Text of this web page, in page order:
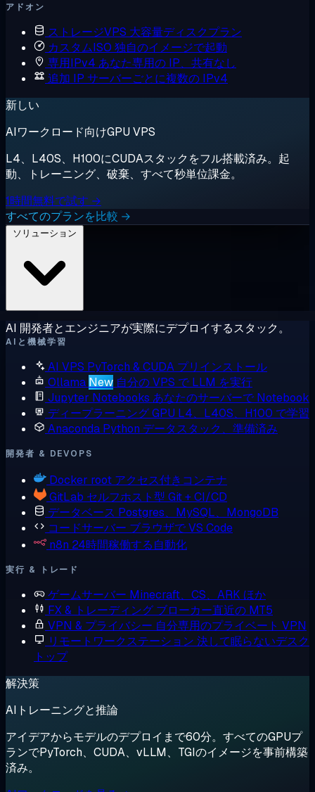
アドオン
ストレージVPS 大容量ディスクプラン
カスタムISO 独自のイメージで起動
専用IPv4 あなた専用の IP、共有なし
追加 IP サーバーごとに複数の IPv4
新しい
AIワークロード向けGPU VPS
L4、L40S、H100にCUDAスタックをフル搭載済み。起
動、トレーニング、破棄、すべて秒単位課金。
1時間無料で試す →
すべてのプランを比較 →
AI 開発者とエンジニアが実際にデプロイするスタック。
AIと機械学習
AI VPS PyTorch & CUDA プリインストール
Ollama New 自分の VPS で LLM を実行
Jupyter Notebooks あなたのサーバーで Notebook
ディープラーニング GPU L4、L40S、H100 で学習
Anaconda Python データスタック、準備済み
開発者 & DEVOPS
Docker root アクセス付きコンテナ
GitLab セルフホスト型 Git + CI/CD
データベース Postgres、MySQL、MongoDB
コードサーバー ブラウザで VS Code
n8n 24時間稼働する自動化
実行 & トレード
ゲームサーバー Minecraft、CS、ARK ほか
FX & トレーディング ブローカー直近の MT5
VPN & プライバシー 自分専用のプライベート VPN
リモートワークステーション 決して眠らないデスク
トップ
解決策
AIトレーニングと推論
アイデアからモデルのデプロイまで60分。すべてのGPUプ
ランでPyTorch、CUDA、vLLM、TGIのイメージを事前構築
済み。